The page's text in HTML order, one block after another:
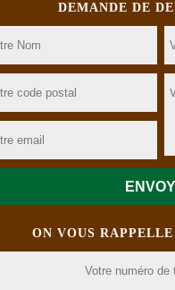
DEMANDE DE
ON VOUS